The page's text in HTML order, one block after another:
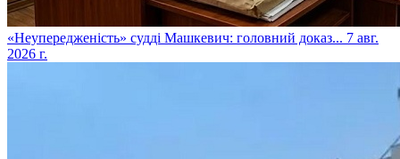
​«Неупередженість» судді Машкевич: головний доказ... 7 авг.
2026 г.